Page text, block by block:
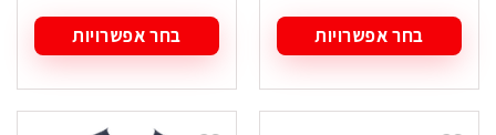
בחר אפשרויות
זה
יש
בחר אפשרויות
זה
יש